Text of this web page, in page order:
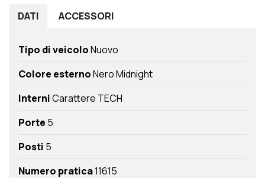
DATI ACCESSORI
Tipo di veicoloNuovo
Colore esternoNero Midnight
InterniCarattere TECH
Porte 5
Posti 5
Numero pratica11615